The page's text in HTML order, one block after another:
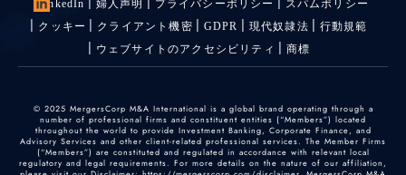
LinkedIn 婦人声明 プライバシーポリシー
スパムポリシー
クッキー
クライアント機密 GDPR 現代奴隷法
行動規範
ウェブサイトのアクセシビリティ
商標
© 2025 MergersCorp M&A International is a global brand operating through a
number of professional firms and constituent entities (“Members”) located
throughout the world to provide Investment Banking, Corporate Finance, and
Advisory Services and other client-related professional services. The Member Firms
(“Members”) are constituted and regulated in accordance with relevant local
regulatory and legal requirements. For more details on the nature of our affiliation,